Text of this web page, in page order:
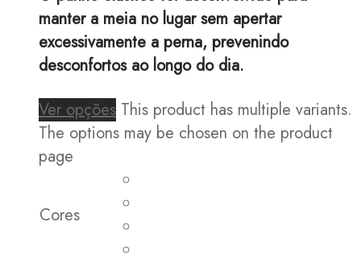
manter a meia no lugar sem apertar
excessivamente a perna, prevenindo
desconfortos ao longo do dia.
Ver opções This product has multiple variants.
The options may be chosen on the product
page
Cores